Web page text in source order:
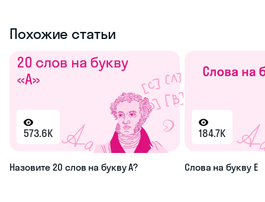
Похожие статьи
573.6K
Назовите 20 слов на букву А?
184.7K
Слова на букву Е